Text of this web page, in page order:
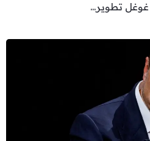
تطوير...